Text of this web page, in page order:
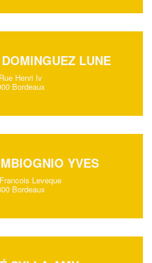
LUNE
Henri Iv
Bordeaux
YVES
Leveque
Bordeaux